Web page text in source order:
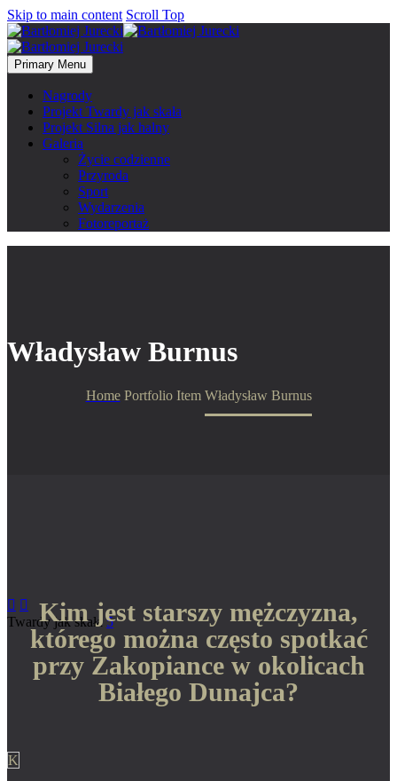
Skip to main content Scroll Top
Primary Menu
Nagrody
Projekt Twardy jak skała
Projekt Silna jak halny
Galeria
Życie codzienne
Przyroda
Sport
Wydarzenia
Fotoreportaż
Władysław Burnus
Home Portfolio Item Władysław Burnus
 
Twardy jak skała 5
Kim jest starszy mężczyzna,
którego można często spotkać
przy Zakopiance w okolicach
Białego Dunajca?
K